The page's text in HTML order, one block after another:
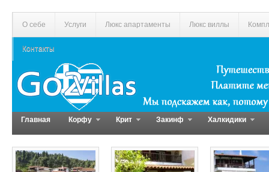
О себе Услуги Люкс апартаменты Люкс виллы
Контакты
Главная Корфу Крит Закинф Халкидики